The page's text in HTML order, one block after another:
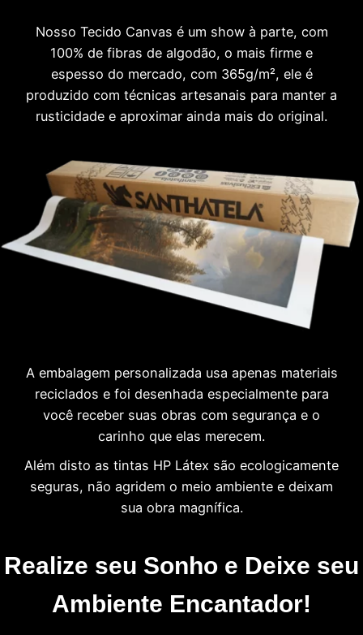
Nosso Tecido Canvas é um show à parte, com
100% de fibras de algodão, o mais firme e
espesso do mercado, com 365g/m², ele é
produzido com técnicas artesanais para manter a
rusticidade e aproximar ainda mais do original.
A embalagem personalizada usa apenas materiais
reciclados e foi desenhada especialmente para
você receber suas obras com segurança e o
carinho que elas merecem.
Além disto as tintas HP Látex são ecologicamente
seguras, não agridem o meio ambiente e deixam
sua obra magnífica.
Realize seu Sonho e Deixe seu
Ambiente Encantador!